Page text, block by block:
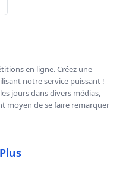
en ligne. Créez une
notre service puissant !
jours dans divers médias,
moyen de se faire remarquer
Plus